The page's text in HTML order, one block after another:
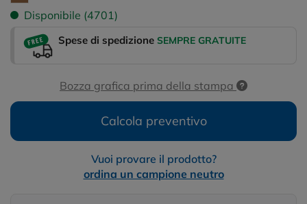
Disponibile (4701)
Spese di spedizione SEMPRE GRATUITE
Bozza grafica prima della stampa
Calcola preventivo
Vuoi provare il prodotto?
ordina un campione neutro